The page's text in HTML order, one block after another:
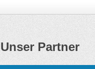
Unser Partner